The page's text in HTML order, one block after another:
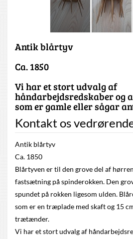
Antik blårtyv
Ca. 1850
Vi har et stort udvalg af
håndarbejdsredskaber og
som er gamle eller sågar
Kontakt os
Antik blårtyv
Ca. 1850
Blårtyven er til den grove del af
fastsætning på spinderokken. Den
spundet på rokken ligesom ulden.
som er en træplade med skaft og 15
trætænder.
Vi har et stort udvalg af